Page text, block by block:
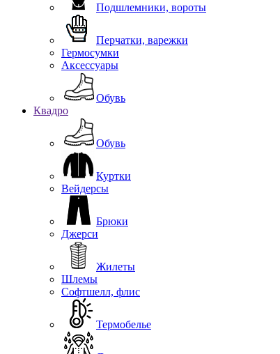
Подшлемники, вороты
Перчатки, варежки
Гермосумки
Аксессуары
Обувь
Квадро
Обувь
Куртки
Вейдерсы
Брюки
Джерси
Жилеты
Шлемы
Софтшелл, флис
Термобелье